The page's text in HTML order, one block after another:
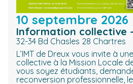
10 septembre 2026
Information collective
32-34 Bd Chasles 28 Chartres
L’IMT de Dreux vous invite à
collective à la Mission Locale
vous soyez étudiants,
reconversion professionnelle,